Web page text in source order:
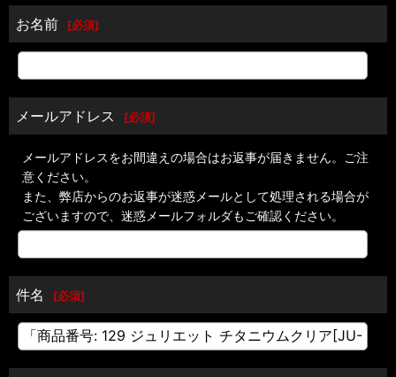
お名前 [必須]
メールアドレス [必須]
メールアドレスをお間違えの場合はお返事が届きません。ご注
意ください。
また、弊店からのお返事が迷惑メールとして処理される場合が
ございますので、迷惑メールフォルダもご確認ください。
件名 [必須]